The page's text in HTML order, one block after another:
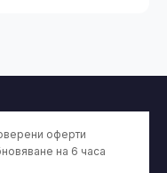
оферти
на 6 часа